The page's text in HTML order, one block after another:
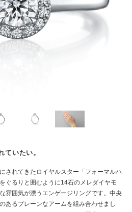
ていたい。
されてきたロイヤルスター「フォーマルハ
ぐるりと囲むように14石のメレダイヤモ
雰囲気が漂うエンゲージリングです。中央
あるプレーンなアームを組み合わせまし